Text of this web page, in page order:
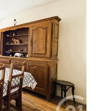
DE LA